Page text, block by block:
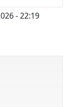
- 22:19